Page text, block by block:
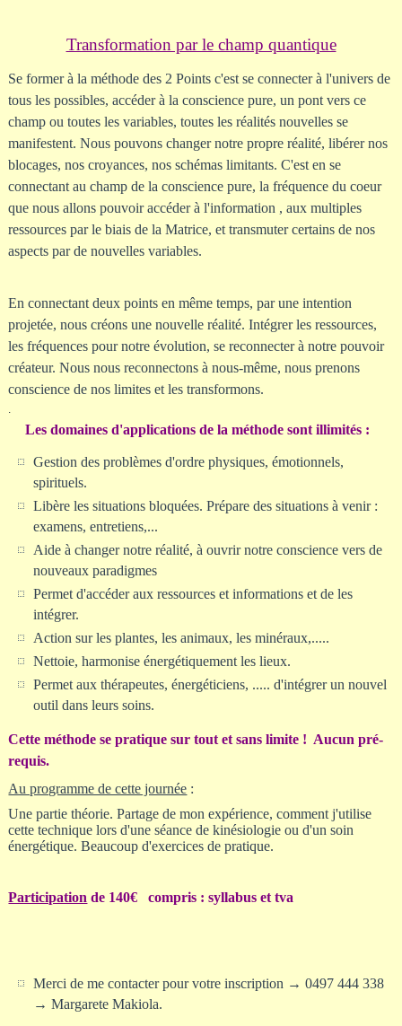
Transformation par le champ quantique
Se former à la méthode des 2 Points c'est se connecter à l'univers de
tous les possibles, accéder à la conscience pure, un pont vers ce
champ ou toutes les variables, toutes les réalités nouvelles se
manifestent. Nous pouvons changer notre propre réalité, libérer nos
blocages, nos croyances, nos schémas limitants. C'est en se
connectant au champ de la conscience pure, la fréquence du coeur
que nous allons pouvoir accéder à l'information , aux multiples
ressources par le biais de la Matrice, et transmuter certains de nos
aspects par de nouvelles variables.
En connectant deux points en même temps, par une intention
projetée, nous créons une nouvelle réalité. Intégrer les ressources,
les fréquences pour notre évolution, se reconnecter à notre pouvoir
créateur. Nous nous reconnectons à nous-même, nous prenons
conscience de nos limites et les transformons.
Les domaines d'applications de la méthode sont illimités :
Gestion des problèmes d'ordre physiques, émotionnels,
spirituels.
Libère les situations bloquées. Prépare des situations à venir :
examens, entretiens,...
Aide à changer notre réalité, à ouvrir notre conscience vers de
nouveaux paradigmes
Permet d'accéder aux ressources et informations et de les
intégrer.
Action sur les plantes, les animaux, les minéraux,.....
Nettoie, harmonise énergétiquement les lieux.
Permet aux thérapeutes, énergéticiens, ..... d'intégrer un nouvel
outil dans leurs soins.
Cette méthode se pratique sur tout et sans limite ! Aucun pré-
requis.
Au programme de cette journée :
Une partie théorie. Partage de mon expérience, comment j'utilise
cette technique lors d'une séance de kinésiologie ou d'un soin
énergétique.Beaucoup d'exercices de pratique.
Participation de 140€ compris :syllabus et tva
Merci de me contacter pour votre inscription → 0497 444 338
→ Margarete Makiola.